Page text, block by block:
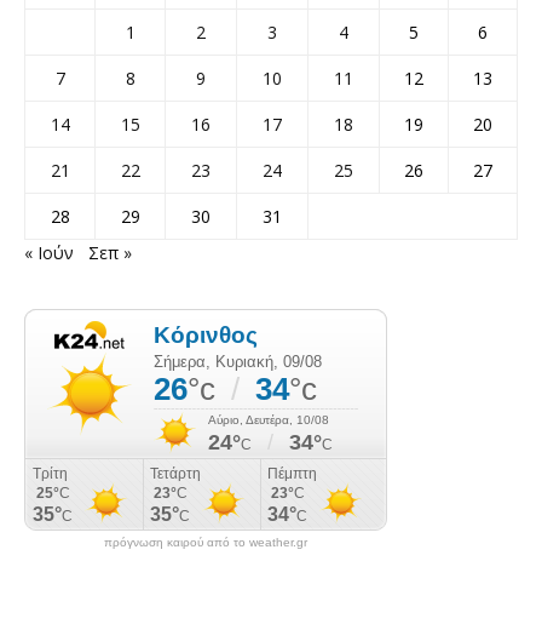
1 2 3 4 5
6
7
8 9 10 11 12
13
14
15 16 17 18 19
20
21
22 23 24 25 26
27
28
29 30
31
« Ιούν
Σεπ »
πρόγνωση καιρού από το weather.gr